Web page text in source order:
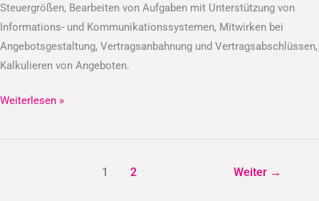
Steuergrößen, Bearbeiten von Aufgaben mit Unterstützung von
Informations- und Kommunikationssystemen, Mitwirken bei
Angebotsgestaltung, Vertragsanbahnung und Vertragsabschlüssen,
Kalkulieren von Angeboten.
Weiterlesen »
1 2 Weiter →